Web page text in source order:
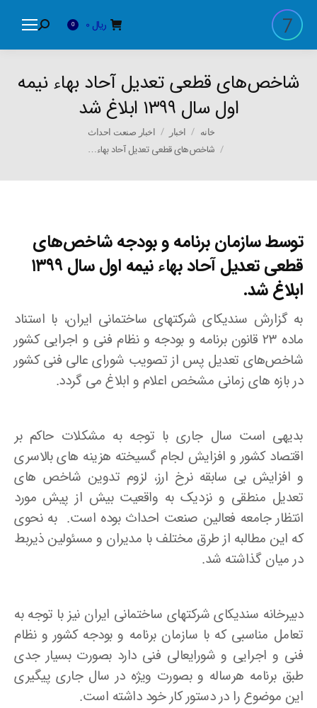
ریال 0
Search:
شاخص‌های قطعی تعدیل آحاد بهاء نیمه
اول سال ۱۳۹۹ ابلاغ شد
خانه اخبار اخبار صنعت احداث
شاخص‌های قطعی تعدیل آحاد بهاء…
توسط سازمان برنامه و بودجه شاخص‌های
قطعی تعدیل آحاد بهاء نیمه اول سال ۱۳۹۹
ابلاغ شد.
به گزارش سندیکای شرکتهای ساختمانی ایران، با استناد
ماده ۲۳ قانون برنامه و بودجه و نظام فنی و اجرایی کشور
شاخص‌های تعدیل پس از تصویب شورای عالی فنی کشور
در بازه های زمانی مشخص اعلام و ابلاغ می گردد.
بدیهی است سال جاری با توجه به مشکلات حاکم بر
اقتصاد کشور و افزایش لجام گسیخته هزینه های بالاسری
و افزایش بی سابقه نرخ ارز، لزوم تدوین شاخص های
تعدیل منطقی و نزدیک به واقعیت بیش از پیش مورد
انتظار جامعه فعالین صنعت احداث بوده است. به نحوی
که این مطالبه از طرق مختلف با مدیران و مسئولین ذیربط
در میان گذاشته شد.
دبیرخانه سندیکای شرکتهای ساختمانی ایران نیز با توجه به
تعامل مناسبی که با سازمان برنامه و بودجه کشور و نظام
فنی و اجرایی و شورایعالی فنی دارد بصورت بسیار جدی
طبق برنامه هرساله و بصورت ویژه در سال جاری پیگیری
این موضوع را در دستور کار خود داشته است.